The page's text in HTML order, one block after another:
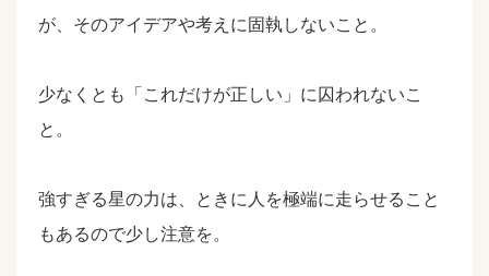
が、そのアイデアや考えに固執しないこと。
少なくとも「これだけが正しい」に囚われないこ
と。
強すぎる星の力は、ときに人を極端に走らせること
もあるので少し注意を。